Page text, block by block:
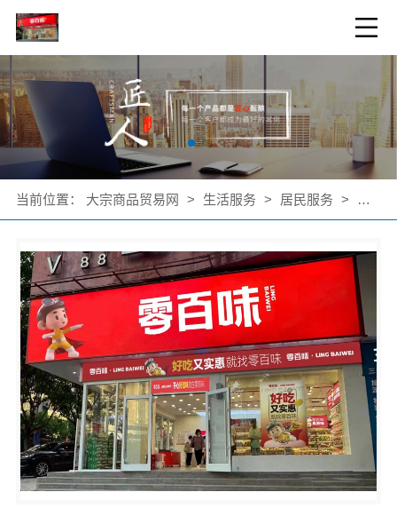
当前位置： 大宗商品贸易网 > 生活服务 > 居民服务 > 公司